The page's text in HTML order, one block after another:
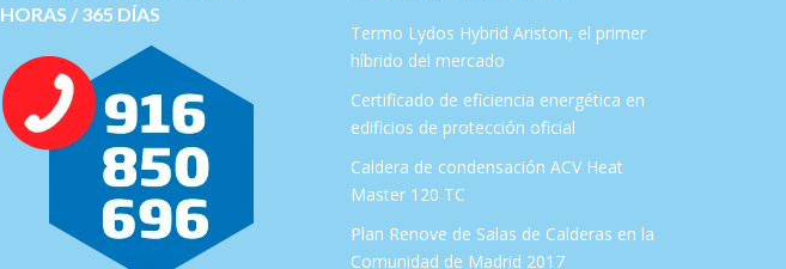
HORAS / 365 DÍAS
Termo Lydos Hybrid Ariston, el primer
híbrido del mercado
Certificado de eficiencia energética en
edificios de protección oficial
Caldera de condensación ACV Heat
Master 120 TC
Plan Renove de Salas de Calderas en la
Comunidad de Madrid 2017